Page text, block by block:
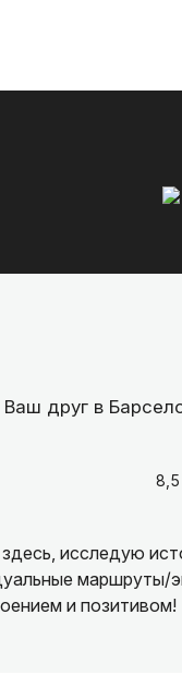
Ваш друг в
исследую
маршруты/
и позитивом!